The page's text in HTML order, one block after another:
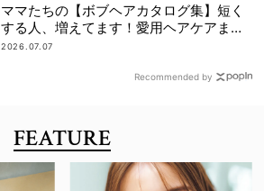
ママたちの【ボブヘアカタログ集】短く
する人、増えてます！愛用ヘアケアまで
全部見せ
2026.07.07
Recommended by
FEATURE